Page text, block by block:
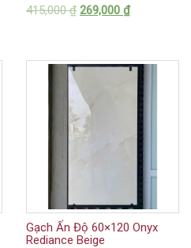
415,000₫ 269,000 ₫
Gạch Ấn Độ 60×120 Onyx
Rediance Beige